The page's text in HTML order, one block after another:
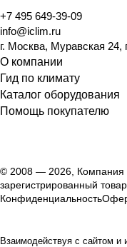
+7 495 649-39-09
info@iclim.ru
г. Москва, Муравская 24,
О компании
Гид по климату
Каталог оборудования
Помощь покупателю
© 2008 — 2026, Компания
зарегистрированный
Конфиденциальность
Взаимодействуя с сайтом и